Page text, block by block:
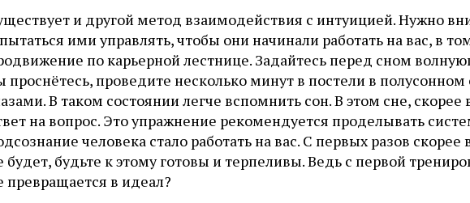
и другой метод взаимодействия с интуицией. Нужно
ими управлять, чтобы они начинали работать на вас, в
по карьерной лестнице. Задайтесь перед сном
проснётесь, проведите несколько минут в постели в
В таком состоянии легче вспомнить сон. В этом сне,
на вопрос. Это упражнение рекомендуется проделывать
человека стало работать на вас. С первых разов скорее
будет, будьте к этому готовы и терпеливы. Ведь с первой
превращается в идеал?